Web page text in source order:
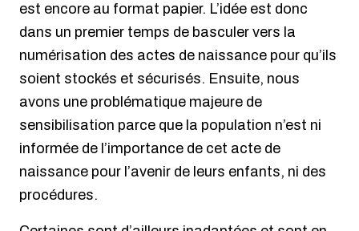
est encore au format papier. L’idée est donc
dans un premier temps de basculer vers la
numérisation des actes de naissance pour qu’ils
soient stockés et sécurisés. Ensuite, nous
avons une problématique majeure de
sensibilisation parce que la population n’est ni
informée de l’importance de cet acte de
naissance pour l’avenir de leurs enfants, ni des
procédures.